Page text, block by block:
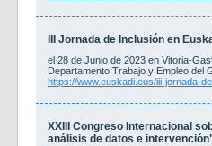
III Jornada de Inclusión en
el 28 de Junio de 2023 en Vitoria-
Departamento Trabajo y Empleo del
https://www.euskadi.eus/iii-jornada-
XXIII Congreso Internacional
análisis de datos e